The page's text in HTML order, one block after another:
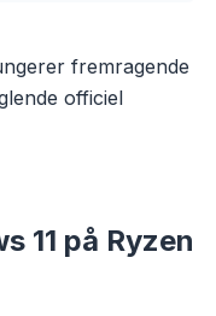
fremragende
officiel
11 på Ryzen